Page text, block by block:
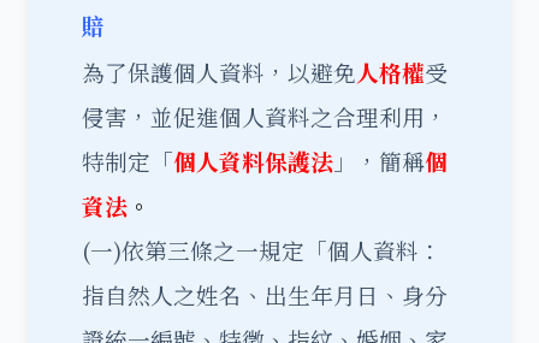
賠
為了保護個人資料，以避免人格權受
侵害，並促進個人資料之合理利用，
特制定「個人資料保護法 」，簡稱個
資法 。
(一)依第三條之一規定「個人資料：
指自然人之姓名、出生年月日、身分